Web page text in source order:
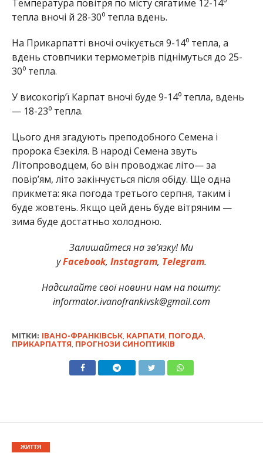
Температура повітря по місту сягатиме 12-14⁰
тепла вночі й 28-30⁰ тепла вдень.
На Прикарпатті вночі очікується 9-14⁰ тепла, а
вдень стовпчики термометрів піднімуться до 25-
30⁰ тепла.
У високогір’ї Карпат вночі буде 9-14⁰ тепла, вдень
— 18-23⁰ тепла.
Цього дня згадують преподобного Семена і
пророка Єзекіля. В народі Семена звуть
Літопроводцем, бо він проводжає літо— за
повір’ям, літо закінчується після обіду. Ще одна
прикмета: яка погода третього серпня, таким і
буде жовтень. Якщо цей день буде вітряним —
зима буде достатньо холодною.
Залишайтеся на зв’язку! Ми
уFacebook, Instagram, Telegram.
Надсилайте свої новини нам на пошту:
informator.ivanofrankivsk@gmail.com
МІТКИ: ІВАНО-ФРАНКІВСЬК, КАРПАТИ ПОГОДА
ПРИКАРПАТТЯ ПРОГНОЗИ СИНОПТИКІВ
ЖИТТЯ